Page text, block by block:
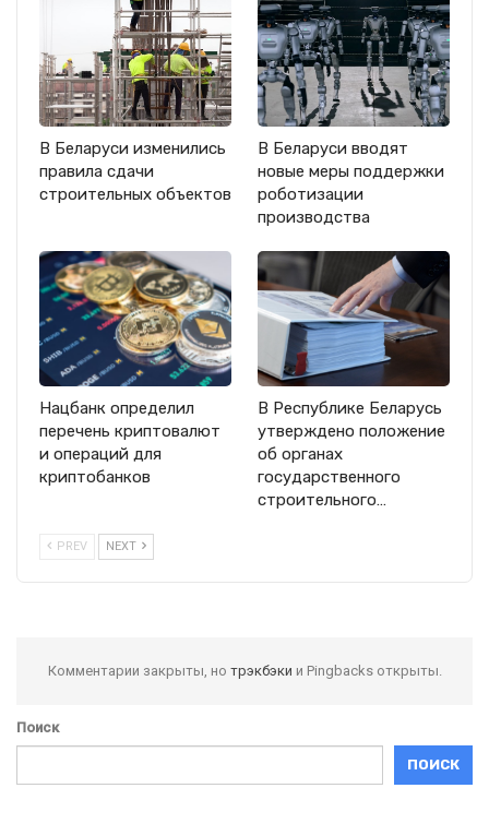
В Беларуси изменились
правила сдачи
строительных объектов
В Беларуси вводят
новые меры поддержки
роботизации
производства
Нацбанк определил
перечень криптовалют
и операций для
криптобанков
В Республике Беларусь
утверждено положение
об органах
государственного
строительного…
PREV NEXT
Комментарии закрыты, но трэкбэки и Pingbacks открыты.
Поиск
ПОИСК